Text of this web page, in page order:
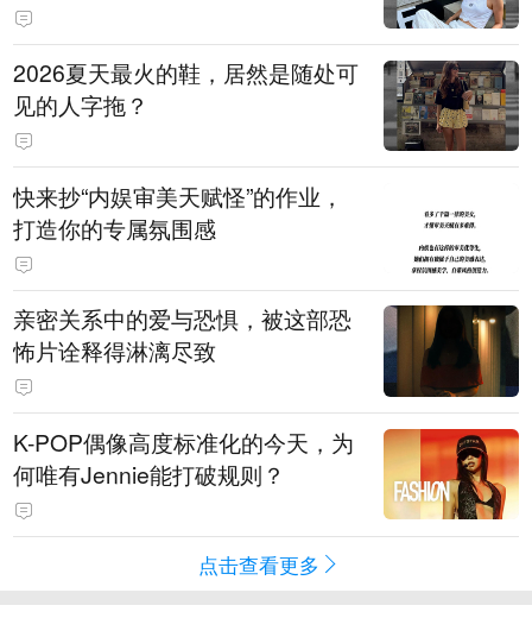
2026夏天最火的鞋，居然是随处可
见的人字拖？
快来抄“内娱审美天赋怪”的作业，
打造你的专属氛围感
亲密关系中的爱与恐惧，被这部恐
怖片诠释得淋漓尽致
K-POP偶像高度标准化的今天，为
何唯有Jennie能打破规则？
点击查看更多